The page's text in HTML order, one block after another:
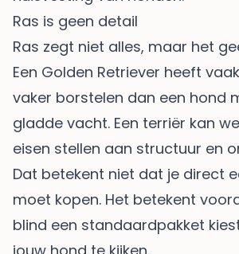
Ras is geen detail
Ras zegt niet alles, maar het
Een Golden Retriever heeft
vaker borstelen dan een hond
gladde vacht. Een terriër kan
eisen stellen aan structuur en
Dat betekent niet dat je direct
moet kopen. Het betekent
blind een standaardpakket